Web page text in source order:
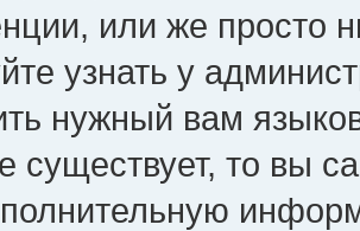
или же просто
узнать у
нужный вам
существует, то вы